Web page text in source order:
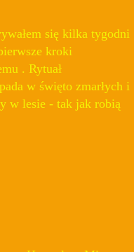
się kilka tygodni
kroki
. Rytuał
w święto zmarłych i
w lesie - tak jak robią